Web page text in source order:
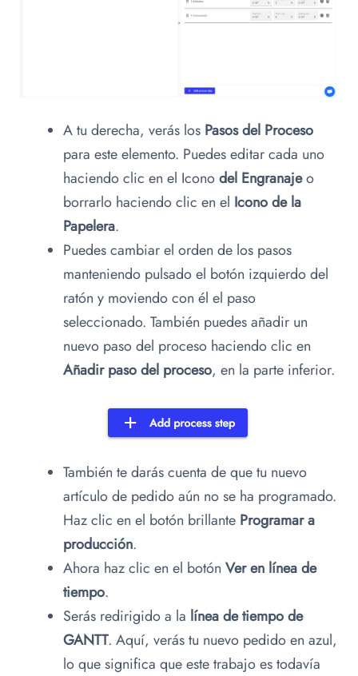
A tu derecha, verás los Pasos del Proceso
para este elemento. Puedes editar cada uno
haciendo clic en el Iconodel Engranajeo
borrarlo haciendo clic en el Icono de la
Papelera.
Puedes cambiar el orden de los pasos
manteniendo pulsado el botón izquierdo del
ratón y moviendo con él el paso
seleccionado. También puedes añadir un
nuevo paso del proceso haciendo clic en
Añadir paso del proceso, en la parte inferior.
También te darás cuenta de que tu nuevo
artículo de pedido aún no se ha programado.
Haz clic en el botón brillante Programar a
producción.
Ahora haz clic en el botón Ver en línea de
tiempo.
Serás redirigido a la línea de tiempo de
GANTT. Aquí, verás tu nuevo pedido en azul,
lo que significa que este trabajo es todavía